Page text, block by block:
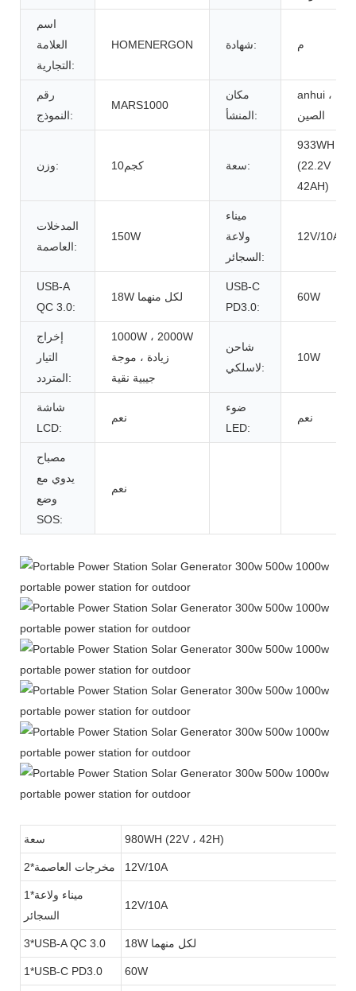
اسم
العلامة
التجارية:
HOMENERGON شهادة: م
رقم
النموذج:
MARS1000
مكان
المنشأ:
anhui ،
الصين
وزن: كجم10 سعة:
933WH
(22.2V
42AH)
المدخلات
العاصمة:
150W
ميناء
ولاعة
السجائر:
12V/10A
USB-A
QC 3.0:
18W لكل منهما
USB-C
PD3.0:
60W
إخراج
التيار
المتردد:
1000W ، 2000W
زيادة ، موجة
جيبية نقية
شاحن
لاسلكي:
10W
شاشة
LCD:
نعم
ضوء
LED:
نعم
مصباح
يدوي مع
وضع
SOS:
نعم
سعة 980WH (22V ، 42H)
2*مخرجات العاصمة 12V/10A
1*ميناء ولاعة
12V/10A
3*USB-A QC 3.0 18W لكل منهما
1*USB-C PD3.0 60W